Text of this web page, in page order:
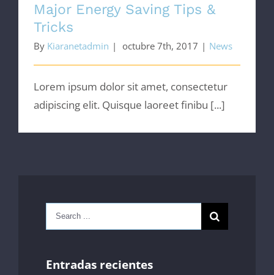
Major Energy Saving Tips &
Tricks
By Kiaranetadmin | octubre 7th, 2017 | News
Lorem ipsum dolor sit amet, consectetur
adipiscing elit. Quisque laoreet finibu [...]
Search
for:
Entradas recientes